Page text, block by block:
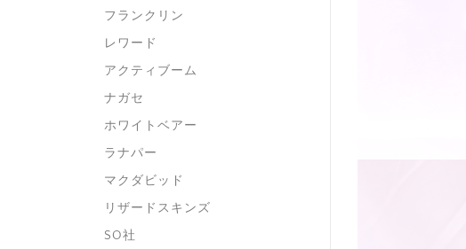
フランクリン
レワード
アクティブーム
ナガセ
ホワイトベアー
ラナパー
マクダビッド
リザードスキンズ
SO社